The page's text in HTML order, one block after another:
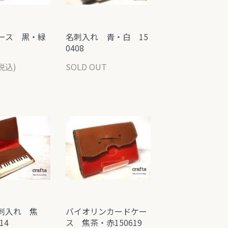
ス 黒・緑
込)
名刺入れ 青・白 15
0408
SOLD OUT
入れ 焦
バイオリンカードケー
ス 焦茶・赤150619